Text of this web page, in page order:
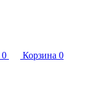
0 Корзина 0